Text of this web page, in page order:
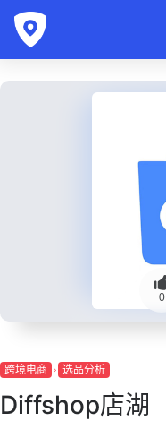
0
跨境电商 选品分析
Diffshop店湖